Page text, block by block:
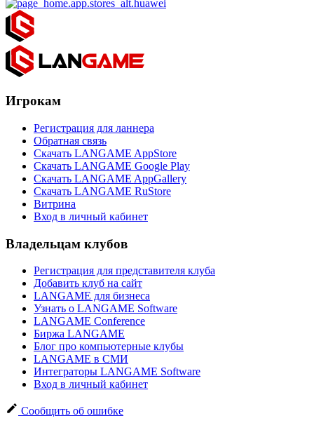
Игрокам
Регистрация для ланнера
Обратная связь
Скачать LANGAME AppStore
Скачать LANGAME Google Play
Скачать LANGAME AppGallery
Скачать LANGAME RuStore
Витрина
Вход в личный кабинет
Владельцам клубов
Регистрация для представителя клуба
Добавить клуб на сайт
LANGAME для бизнеса
Узнать о LANGAME Software
LANGAME Conference
Биржа LANGAME
Блог про компьютерные клубы
LANGAME в СМИ
Интеграторы LANGAME Software
Вход в личный кабинет
Сообщить об ошибке